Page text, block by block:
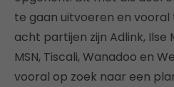
te gaan uitvoeren en vooral
acht partijen zijn Adlink, Ilse
MSN, Tiscali, Wanadoo en
vooral op zoek naar een